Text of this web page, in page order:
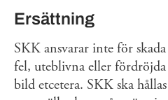
Ersättning
SKK ansvarar inte för
fel, uteblivna eller
bild etcetera. SKK ska